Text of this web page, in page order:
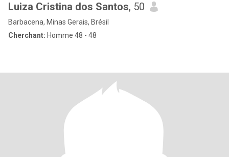
Luiza Cristina dos Santos, 50
Barbacena, Minas Gerais, Brésil
Cherchant: Homme 48 - 48